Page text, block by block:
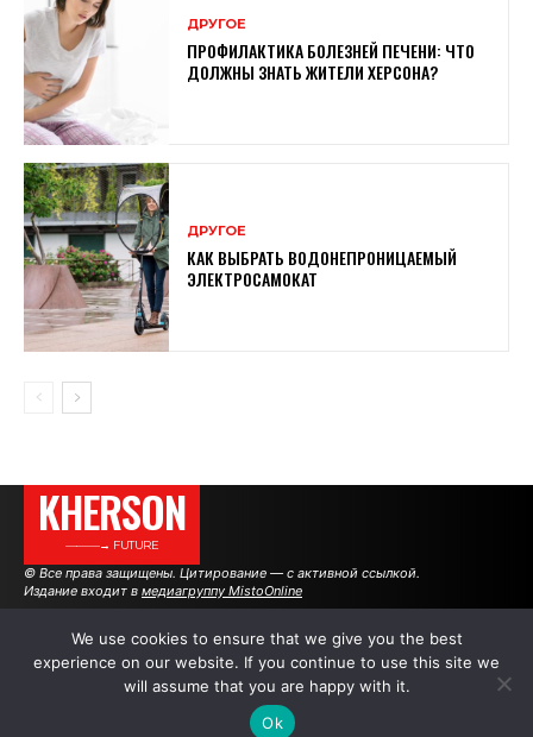
ДРУГОЕ
ПРОФИЛАКТИКА БОЛЕЗНЕЙ ПЕЧЕНИ: ЧТО
ДОЛЖНЫ ЗНАТЬ ЖИТЕЛИ ХЕРСОНА?
ДРУГОЕ
КАК ВЫБРАТЬ ВОДОНЕПРОНИЦАЕМЫЙ
ЭЛЕКТРОСАМОКАТ
KHERSON
———→ FUTURE
© Все права защищены. Цитирование — с активной ссылкой.
Издание входит в медиагруппу MistoOnline
АВТОРЫ РЕКЛАМА НА САЙТЕ
We use cookies to ensure that we give you the best
experience on our website. If you continue to use this site we
will assume that you are happy with it.
Ok